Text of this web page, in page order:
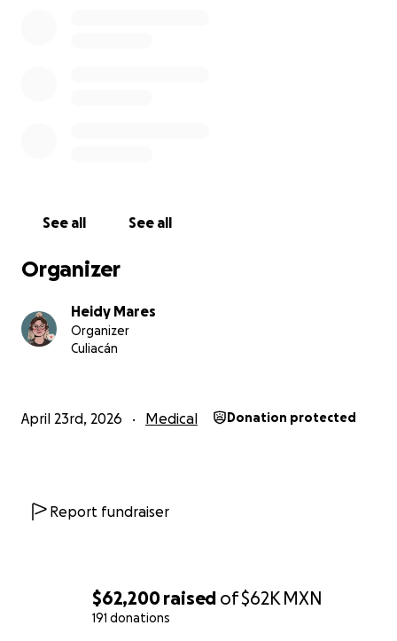
$62,200raised of$62K MXN
191 donations
¿Quieres saber cómo es un día de movilidad urbana
https://www.instagram.com/reel/DPK3AW4DFoy/?
See all See all
Organizer
Heidy Mares
Organizer
Culiacán
April 23rd, 2026 Medical Donation protected
Report fundraiser